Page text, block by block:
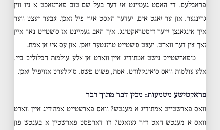
פראבלעם. די האסט געמיינט אז דער בעל שם טוב פארמאכט א ניו ווין
גרינגער. און ער זאגט אים, יעדער האסט אזוי פיל זאכן. אבער יעצט ווער
איך אינגאנצן זייער דיסטראקטינג. איך האב געמיינט אז ס׳שטייט נאר איין
זאך אין דער ווארט. יעצט ס׳שטייט טויזנטער זאכן. און עס איז אן אמת.
מ׳פארשטייט נישט אמת׳דיג איין ווארט אן אלע עולמות הכלולים ביי.
אלע עולמות וואס ס׳אינקלודט. אמת, פשוט פשט. ס׳קלערט אזויפיל זאכן.
פראקטישע משמעות: מבין דבר מתוך דבר
וואס פארשטייט אמת׳דיג א מענטש? וואס פארשטייט אמת׳דיג איין ווארט
וואס א מענטש האט דיר געזאגט? דו דארפסט פארשטיין א בענטש פון